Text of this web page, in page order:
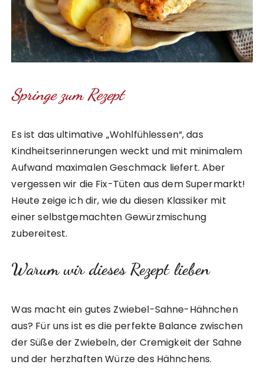
Springe zum Rezept
Es ist das ultimative „Wohlfühlessen“, das
Kindheitserinnerungen weckt und mit minimalem
Aufwand maximalen Geschmack liefert. Aber
vergessen wir die Fix-Tüten aus dem Supermarkt!
Heute zeige ich dir, wie du diesen Klassiker mit
einer selbstgemachten Gewürzmischung
zubereitest.
Warum wir dieses Rezept lieben
Was macht ein gutes Zwiebel-Sahne-Hähnchen
aus? Für uns ist es die perfekte Balance zwischen
der Süße der Zwiebeln, der Cremigkeit der Sahne
und der herzhaften Würze des Hähnchens.